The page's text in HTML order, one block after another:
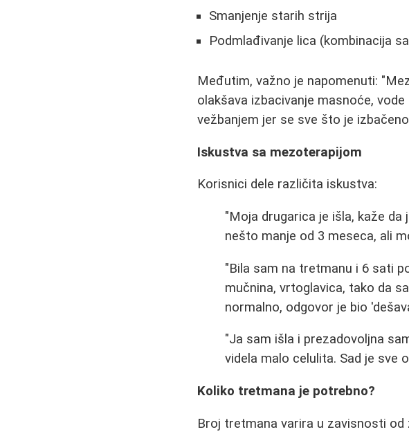
Smanjenje starih strija
Podmlađivanje lica (kombinacija
Međutim, važno je napomenuti:
olakšava izbacivanje masnoće,
vežbanjem jer se sve što je
Iskustva sa mezoterapijom
Korisnici dele različita iskustva:
"Moja drugarica je išla, kaže
nešto manje od 3 meseca, ali
"Bila sam na tretmanu i 6 sati
mučnina, vrtoglavica, tako da
normalno, odgovor je bio
"Ja sam išla i prezadovoljna
videla malo celulita. Sad je sve
Koliko tretmana je potrebno?
Broj tretmana varira u zavisnosti